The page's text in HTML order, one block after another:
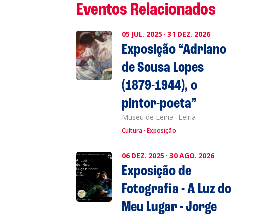
Eventos Relacionados
05 JUL. 2025 · 31 DEZ. 2026
Exposição “Adriano
de Sousa Lopes
(1879-1944), o
pintor-poeta”
Museu de Leiria · Leiria
Cultura Exposição
06DEZ. 2025 · 30AGO. 2026
Exposição de
Fotografia - A Luz do
Meu Lugar - Jorge